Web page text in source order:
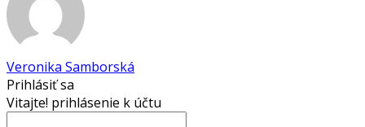
Veronika Samborská
Prihlásiť sa
Vitajte! prihlásenie k účtu